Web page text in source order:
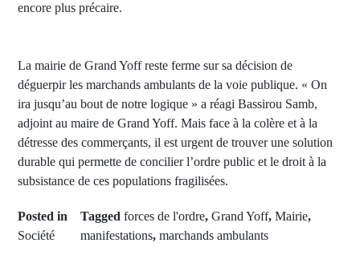
encore plus précaire.
La mairie de Grand Yoff reste ferme sur sa décision de
déguerpir les marchands ambulants de la voie publique. « On
ira jusqu’au bout de notre logique » a réagi Bassirou Samb,
adjoint au maire de Grand Yoff. Mais face à la colère et à la
détresse des commerçants, il est urgent de trouver une solution
durable qui permette de concilier l’ordre public et le droit à la
subsistance de ces populations fragilisées.
Posted in
Société
Tagged forces de l'ordre, Grand Yoff, Mairie,
manifestations, marchands ambulants